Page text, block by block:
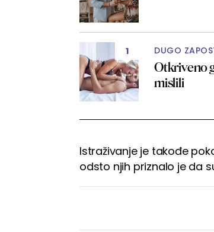
1 DUGO
Otkriveno
mislili
Istraživanje je takođe
odsto njih priznalo je da